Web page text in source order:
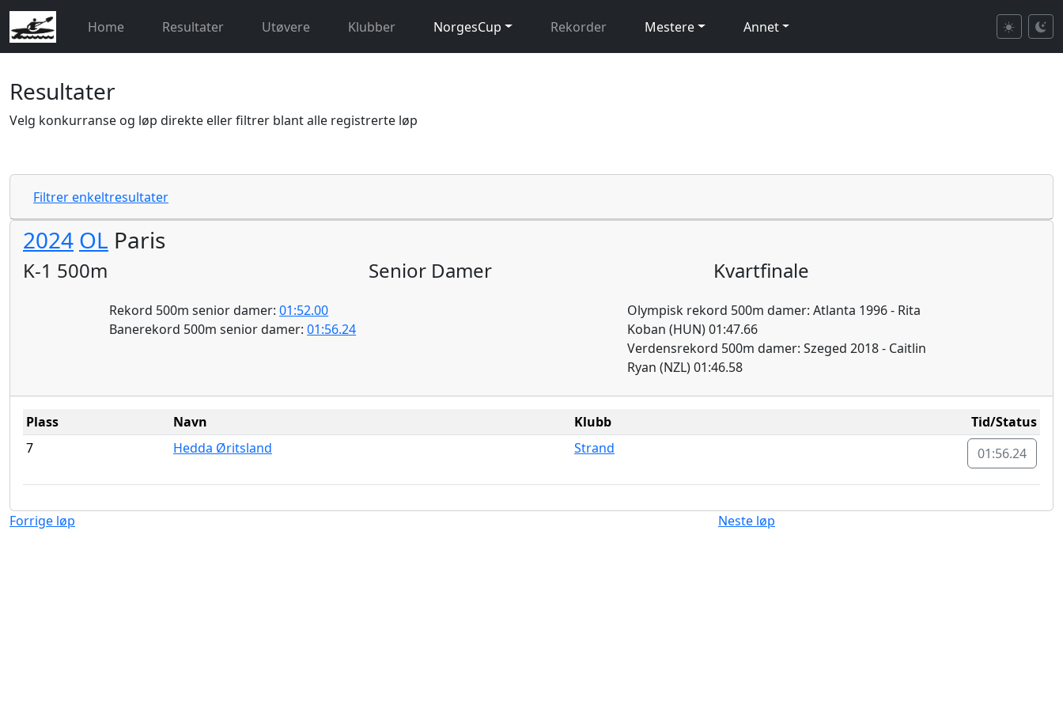
Home Resultater Utøvere Klubber NorgesCup Rekorder Mestere Annet
Resultater
Velg konkurranse og løp direkte eller filtrer blant alle registrerte løp
Filtrer enkeltresultater
2024 OL Paris
K-1 500m Senior Damer Kvartfinale
Rekord 500m senior damer:01:52.00
Banerekord 500m senior damer:01:56.24
Olympisk rekord 500m damer: Atlanta 1996 - Rita
Koban (HUN) 01:47.66
Verdensrekord 500m damer: Szeged 2018 - Caitlin
Ryan (NZL) 01:46.58
Plass Navn Klubb
Tid/Status
7
Hedda Øritsland Strand 01:56.24
Forrige løp Neste løp